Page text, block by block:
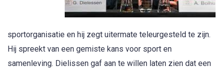
sportorganisatie en hij zegt uitermate teleurgesteld te zijn.
Hij spreekt van een gemiste kans voor sport en
samenleving. Dielissen gaf aan te willen laten zien dat een